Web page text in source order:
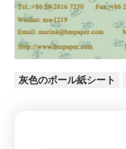
灰色のボール紙シート